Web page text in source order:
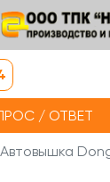
/ ОТВЕТ
Автовышка